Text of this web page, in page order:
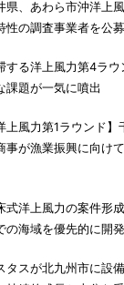
県、あわら市沖洋上
性の調査事業者を公募
する洋上風力第4ラ
課題が一気に噴出
上風力第1ラウンド】
事が漁業振興に向け
式洋上風力の案件形
の海域を優先的に開発
タスが北九州市に設